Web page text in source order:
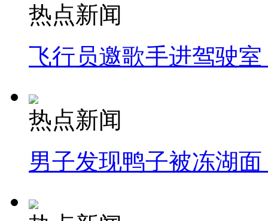
热点新闻
飞行员邀歌手进驾驶
热点新闻
男子发现鸭子被冻湖